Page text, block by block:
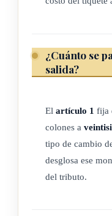
Internacional de
Internacional
d) Una tasa de un
(US$1.15), por
de los demás
¿Cuánto se
salida?
El artículo 1 fija
colones a
tipo de cambio
desglosa ese
del tributo.